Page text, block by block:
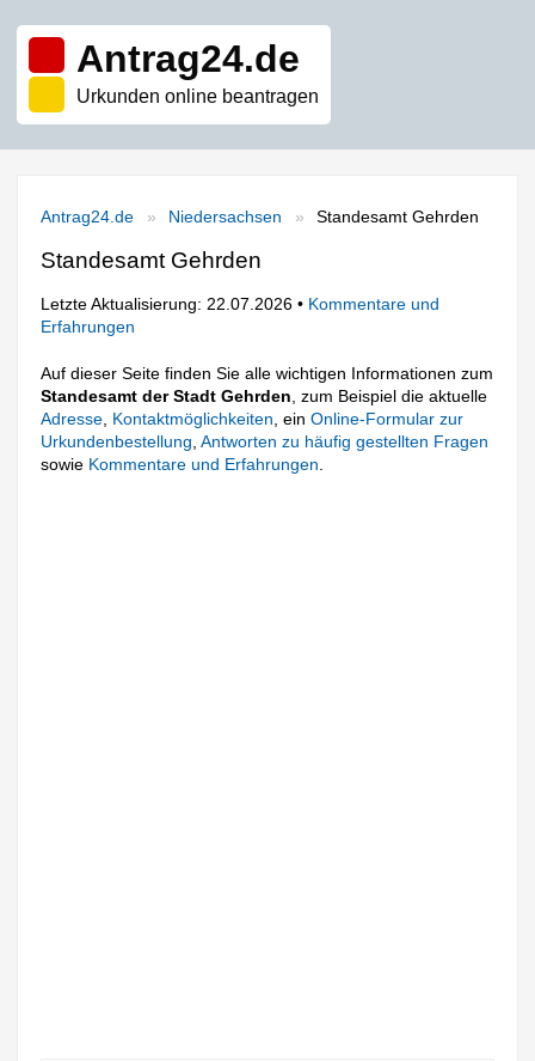
Antrag24.de
Urkunden online beantragen
Antrag24.de Niedersachsen Standesamt Gehrden
Standesamt Gehrden
Letzte Aktualisierung: 22.07.2026 • Kommentare und
Erfahrungen
Auf dieser Seite finden Sie alle wichtigen Informationen zum
Standesamt der Stadt Gehrden , zum Beispiel die aktuelle
Adresse Kontaktmöglichkeiten , einOnline-Formular zur
Urkundenbestellung ,Antworten zu häufig gestellten Fragen
sowie Kommentare und Erfahrungen